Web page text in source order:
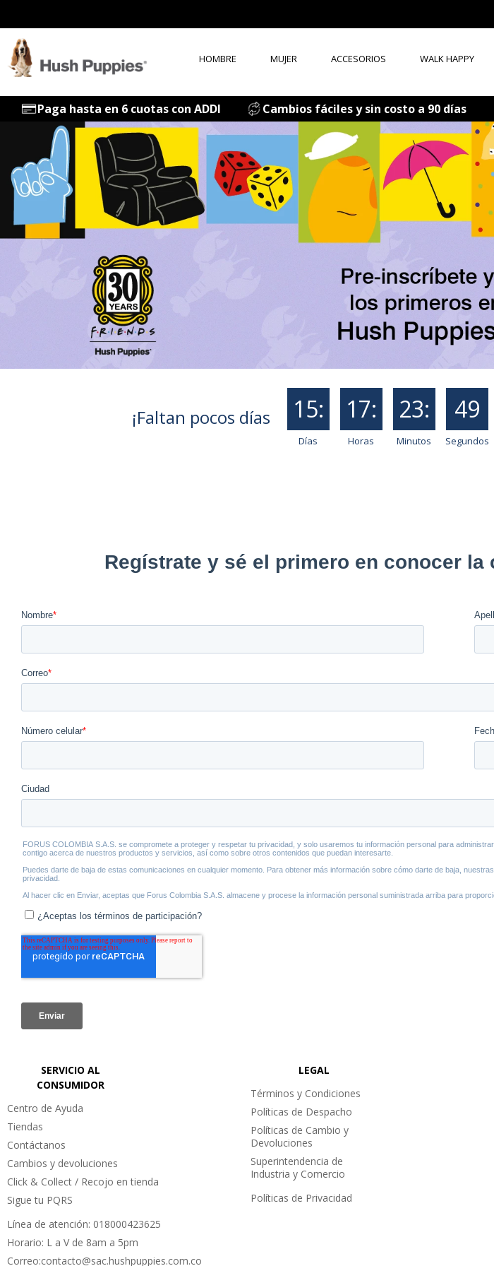
HOMBRE MUJER ACCESORIOS WALK HAPPY
Paga hasta en 6 cuotas con ADDI Cambios fáciles y sin costo a 90 días
¡Faltan pocos días 15:
Días
17:
Horas
23:
Minutos
51
Segundos
SERVICIO AL
CONSUMIDOR
Centro de Ayuda
Tiendas
Contáctanos
Cambios y devoluciones
Click & Collect / Recojo en tienda
Sigue tu PQRS
Línea de atención: 018000423625
Horario: L a V de 8am a 5pm
Correo:contacto@sac.hushpuppies.com.co
LEGAL
Términos y Condiciones
Políticas de Despacho
Políticas de Cambio y
Devoluciones
Superintendencia de
Industria y Comercio
Políticas de Privacidad
TÉRMINOS MÁS BUSCADOS
1.
tenis mujer
.
zapatos mujer
zapatos hombre
.
botas
6.
accesorios
mocasines
medias
mocasin